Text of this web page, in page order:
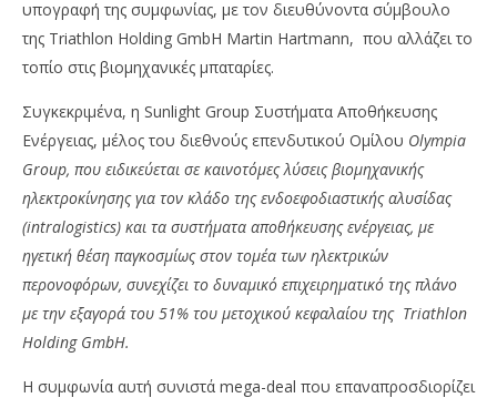
NOW VIEWING
Sunlight Group: Αλλάζει το τοπίο με την εξαγορά
της γερμανικής Triathlon
09/12/2022
pressroom
υπογραφή της συμφωνίας, με τον διευθύνοντα σύμβουλο
της Triathlon Holding GmbH Martin Hartmann, που αλλάζει το
τοπίο στις βιομηχανικές μπαταρίες.
Συγκεκριμένα, η Sunlight Group Συστήματα Αποθήκευσης
Ενέργειας, μέλος του διεθνούς επενδυτικού Ομίλου Olympia
Group, που ειδικεύεται σε καινοτόμες λύσεις βιομηχανικής
ηλεκτροκίνησης για τον κλάδο της ενδοεφοδιαστικής αλυσίδας
(intralogistics) και τα συστήματα αποθήκευσης ενέργειας, με
ηγετική θέση παγκοσμίως στον τομέα των ηλεκτρικών
περονοφόρων, συνεχίζει το δυναμικό επιχειρηματικό της πλάνο
με την εξαγορά του 51% του μετοχικού κεφαλαίου της Triathlon
Holding GmbH.
Η συμφωνία αυτή συνιστά mega-deal που επαναπροσδιορίζει